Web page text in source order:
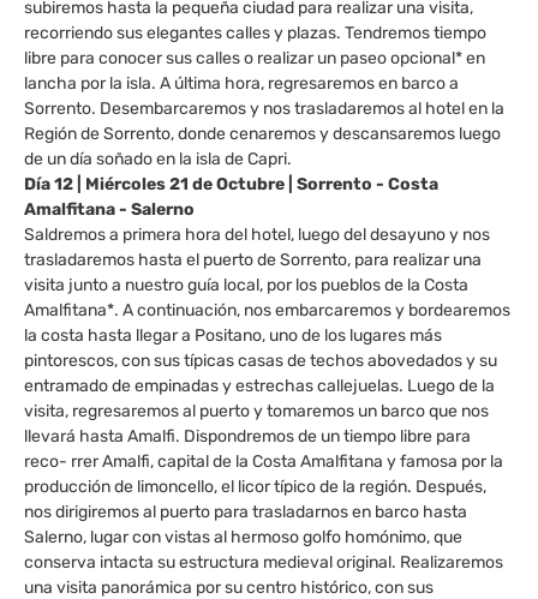
subiremos hasta la pequeña ciudad para realizar una visita,
recorriendo sus elegantes calles y plazas. Tendremos tiempo
libre para conocer sus calles o realizar un paseo opcional* en
lancha por la isla. A última hora, regresaremos en barco a
Sorrento. Desembarcaremos y nos trasladaremos al hotel en la
Región de Sorrento, donde cenaremos y descansaremos luego
de un día soñado en la isla de Capri.
Día 12 | Miércoles 21 de Octubre | Sorrento - Costa
Amalfitana - Salerno
Saldremos a primera hora del hotel, luego del desayuno y nos
trasladaremos hasta el puerto de Sorrento, para realizar una
visita junto a nuestro guía local, por los pueblos de la Costa
Amalfitana*. A continuación, nos embarcaremos y bordearemos
la costa hasta llegar a Positano, uno de los lugares más
pintorescos, con sus típicas casas de techos abovedados y su
entramado de empinadas y estrechas callejuelas. Luego de la
visita, regresaremos al puerto y tomaremos un barco que nos
llevará hasta Amalfi. Dispondremos de un tiempo libre para
reco- rrer Amalfi, capital de la Costa Amalfitana y famosa por la
producción de limoncello, el licor típico de la región. Después,
nos dirigiremos al puerto para trasladarnos en barco hasta
Salerno, lugar con vistas al hermoso golfo homónimo, que
conserva intacta su estructura medieval original. Realizaremos
una visita panorámica por su centro histórico, con sus